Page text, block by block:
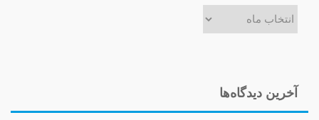
آخرین دیدگاه‌ها